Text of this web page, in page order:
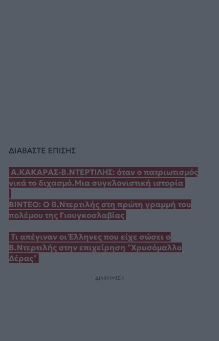
ΔΙΑΒΑΣΤΕ ΕΠΙΣΗΣ
Α.ΚΑΚΑΡΑΣ-Β.ΝΤΕΡΤΙΛΗΣ: όταν ο πατριωτισμός
νικά το διχασμό.Μια συγκλονιστική ιστορία
ΒΙΝΤΕΟ: Ο Β.Ντερτιλής στη πρώτη γραμμή του
πολέμου της Γιουγκοσλαβίας
Τι απέγιναν οι Έλληνες που είχε σώσει ο
Β.Ντερτιλής στην επιχείρηση “Χρυσόμαλλο
Δέρας”
ΔΙΑΦΗΜΙΣΗ